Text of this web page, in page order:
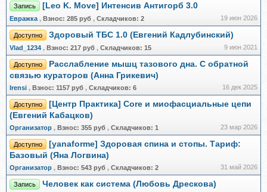
Запись [Leo K. Move] Интенсив Антигорб 3.0
Евражкa , Взнос: 285 руб , Складчиков: 2 19 июн 2026
Доступно Здоровый ТБС 1.0 (Евгений Кадлубинский)
Vlad_1234 , Взнос: 217 руб , Складчиков: 15 9 июн 2021
Доступно
Расслабление мышц тазового дна. С обратной
связью кураторов (Анна Грикевич)
Irensi , Взнос: 1157 руб , Складчиков: 6 16 дек 2025
Доступно
[Центр Практика] Core и миофасциальные цепи
(Евгений Кабацков)
Организатор , Взнос: 355 руб , Складчиков: 1 23 мар 2026
Доступно
[yanaforme] Здоровая спина и стопы. Тариф:
Базовый (Яна Логвина)
Организатор , Взнос: 543 руб , Складчиков: 2 31 май 2026
Запись Человек как система (Любовь Дрескова)